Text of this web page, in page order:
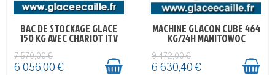
EN STOCK
BAC DE STOCKAGE GLACE
150 KG AVEC CHARIOT ITV
7 570,00 €
6 056,00 €
EN STOCK
MACHINE GLACON CUBE 464
KG/24H MANITOWOC
9 472,00 €
6 630,40 €